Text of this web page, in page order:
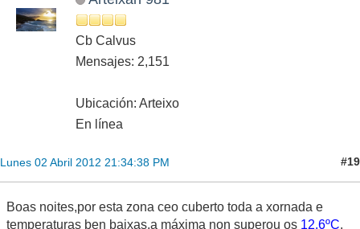
Cb Calvus
Mensajes: 2,151
Ubicación: Arteixo
En línea
Lunes 02 Abril 2012 21:34:38 PM #19
Boas noites,por esta zona ceo cuberto toda a xornada e
temperaturas ben baixas,a máxima non superou os 12,6ºC.